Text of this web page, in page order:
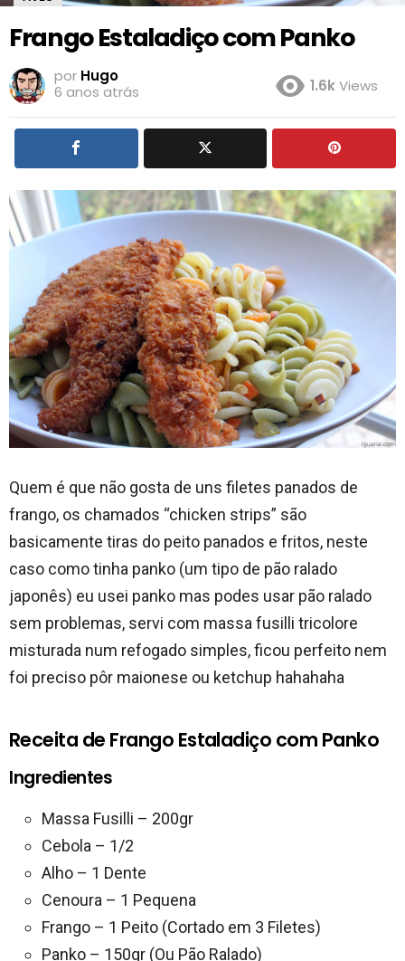
Frango Estaladiço com Panko
por Hugo
6 anos atrás
1.6kViews
Quem é que não gosta de uns filetes panados de
frango, os chamados “chicken strips” são
basicamente tiras do peito panados e fritos, neste
caso como tinha panko (um tipo de pão ralado
japonês) eu usei panko mas podes usar pão ralado
sem problemas, servi com massa fusilli tricolore
misturada num refogado simples, ficou perfeito nem
foi preciso pôr maionese ou ketchup hahahaha
Receita de Frango Estaladiço com Panko
Ingredientes
Massa Fusilli – 200gr
Cebola – 1/2
Alho – 1 Dente
Cenoura – 1 Pequena
Frango – 1 Peito (Cortado em 3 Filetes)
Panko – 150gr (Ou Pão Ralado)